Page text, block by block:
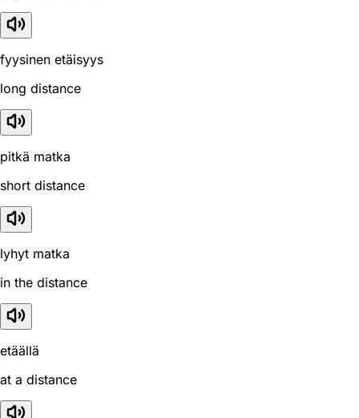
fyysinen etäisyys
long distance
pitkä matka
short distance
lyhyt matka
in the distance
etäällä
at a distance